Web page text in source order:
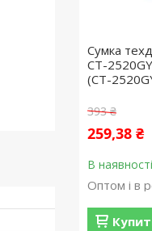
Сумка
СТ-
(СT-
393 ₴
259,38 ₴
В наявності
Оптом і в